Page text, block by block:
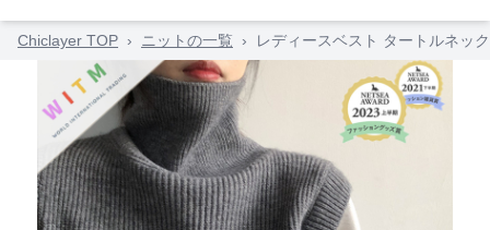
Chiclayer TOP › ニットの一覧 › レディースベスト タートルネッ